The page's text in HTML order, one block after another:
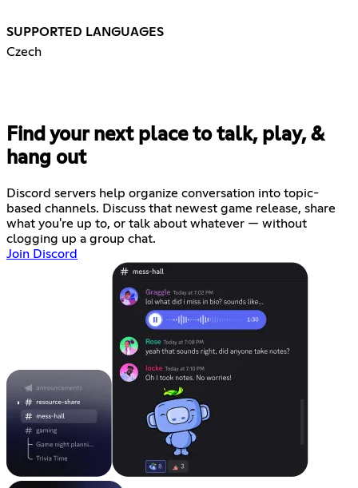
SUPPORTED LANGUAGES
Czech
Find your next place to talk, play, &
hang out
Discord servers help organize conversation into topic-
based channels. Discuss that newest game release, share
what you're up to, or talk about whatever — without
clogging up a group chat.
Join Discord